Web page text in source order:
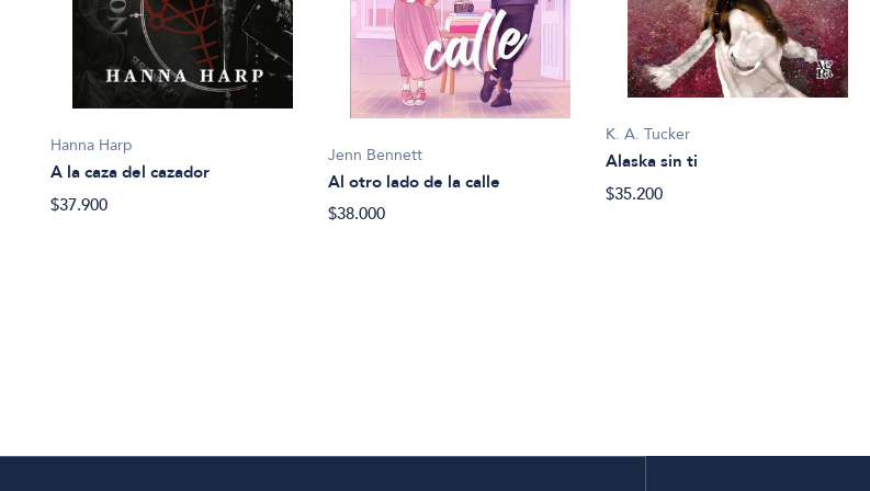
Hanna Harp
A la caza del cazador
$37.900
Jenn Bennett
Al otro lado de la calle
$38.000
K. A. Tucker
Alaska sin ti
$35.200